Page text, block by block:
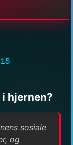
hjernen?
sosiale
og